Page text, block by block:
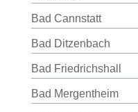
Bad Cannstatt
Bad Ditzenbach
Bad Friedrichshall
Bad Mergentheim